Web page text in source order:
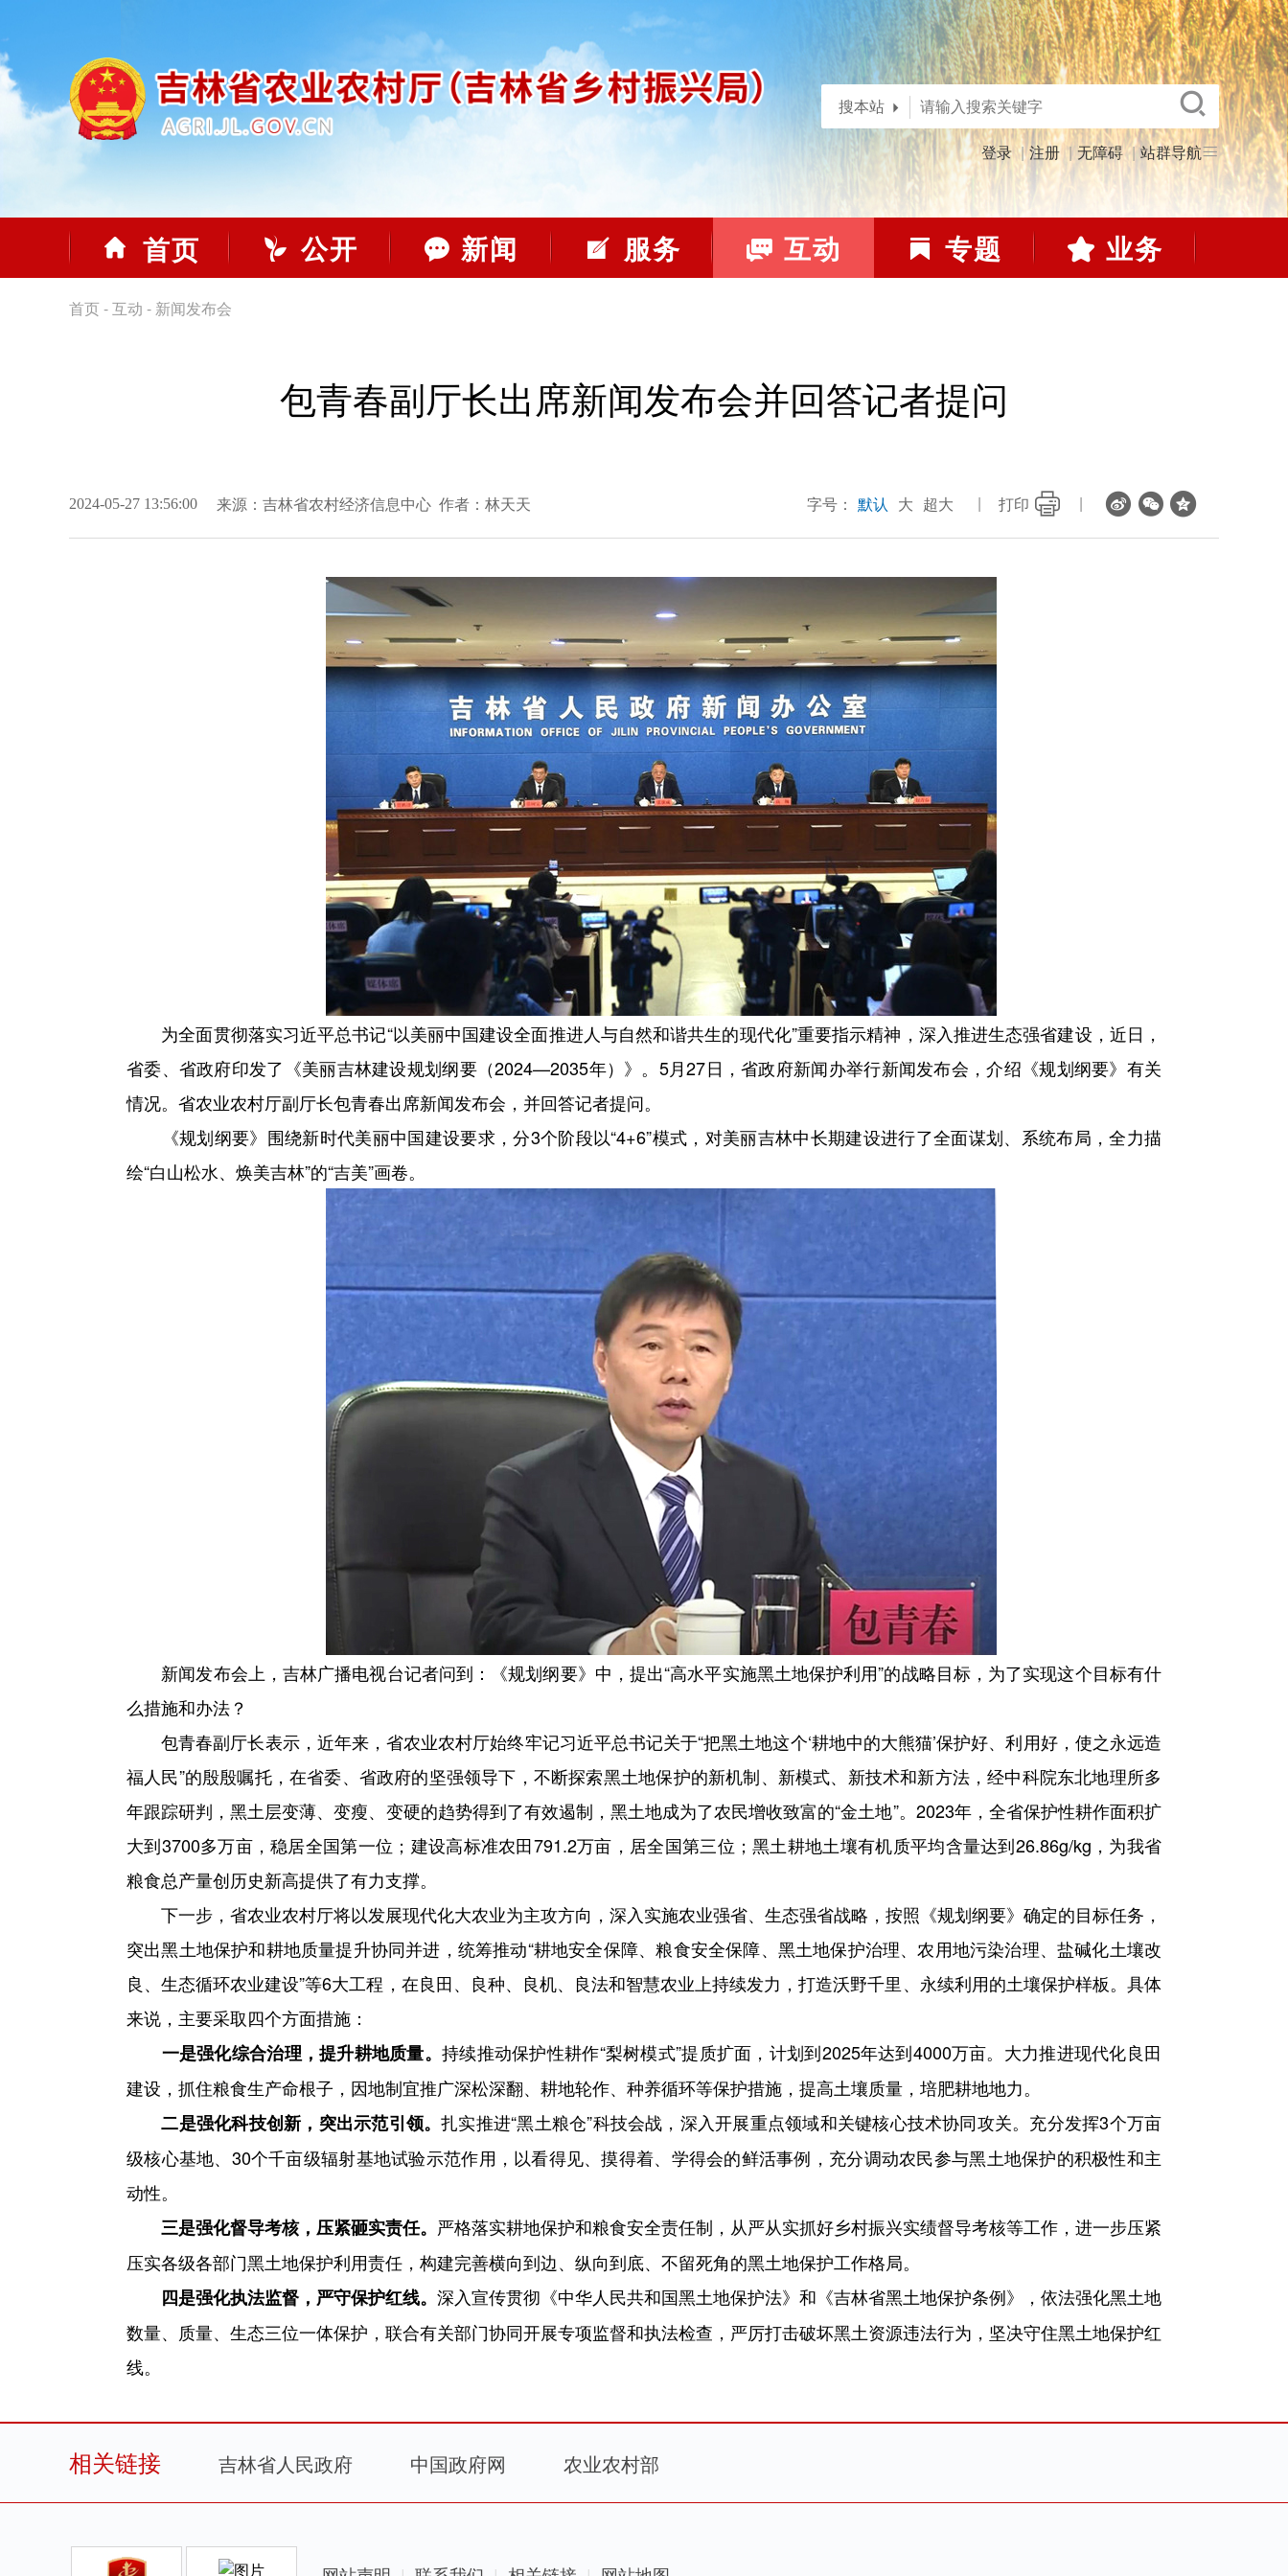
搜本站
登录 注册 无障碍 站群导航
首页 公开 新闻 服务 互动 专题 业务
首页-互动 - 新闻发布会
包青春副厅长出席新闻发布会并回答记者提问
2024-05-27 13:56:00 来源： 吉林省农村经济信息中心 作者：林天天 字号： 默认 大 超大 打印
为全面贯彻落实习近平总书记“以美丽中国建设全面推进人与自然和谐共生的现代化”重要指示精神，深入推进生态强省建设，近日，
省委、省政府印发了《美丽吉林建设规划纲要（2024—2035年）》。5月27日，省政府新闻办举行新闻发布会，介绍《规划纲要》有关
情况。省农业农村厅副厅长包青春出席新闻发布会，并回答记者提问。
《规划纲要》围绕新时代美丽中国建设要求，分3个阶段以“4+6”模式，对美丽吉林中长期建设进行了全面谋划、系统布局，全力描
绘“白山松水、焕美吉林”的“吉美”画卷。
新闻发布会上，吉林广播电视台记者问到：《规划纲要》中，提出“高水平实施黑土地保护利用”的战略目标，为了实现这个目标有什
么措施和办法？
包青春副厅长表示，近年来，省农业农村厅始终牢记习近平总书记关于“把黑土地这个‘耕地中的大熊猫’保护好、利用好，使之永远造
福人民”的殷殷嘱托，在省委、省政府的坚强领导下，不断探索黑土地保护的新机制、新模式、新技术和新方法，经中科院东北地理所多
年跟踪研判，黑土层变薄、变瘦、变硬的趋势得到了有效遏制，黑土地成为了农民增收致富的“金土地”。2023年，全省保护性耕作面积扩
大到3700多万亩，稳居全国第一位；建设高标准农田791.2万亩，居全国第三位；黑土耕地土壤有机质平均含量达到26.86g/kg，为我省
粮食总产量创历史新高提供了有力支撑。
下一步，省农业农村厅将以发展现代化大农业为主攻方向，深入实施农业强省、生态强省战略，按照《规划纲要》确定的目标任务，
突出黑土地保护和耕地质量提升协同并进，统筹推动“耕地安全保障、粮食安全保障、黑土地保护治理、农用地污染治理、盐碱化土壤改
良、生态循环农业建设”等6大工程，在良田、良种、良机、良法和智慧农业上持续发力，打造沃野千里、永续利用的土壤保护样板。具体
来说，主要采取四个方面措施：
一是强化综合治理，提升耕地质量。持续推动保护性耕作“梨树模式”提质扩面，计划到2025年达到4000万亩。大力推进现代化良田
建设，抓住粮食生产命根子，因地制宜推广深松深翻、耕地轮作、种养循环等保护措施，提高土壤质量，培肥耕地地力。
二是强化科技创新，突出示范引领。扎实推进“黑土粮仓”科技会战，深入开展重点领域和关键核心技术协同攻关。充分发挥3个万亩
级核心基地、30个千亩级辐射基地试验示范作用，以看得见、摸得着、学得会的鲜活事例，充分调动农民参与黑土地保护的积极性和主
动性。
三是强化督导考核，压紧砸实责任。 严格落实耕地保护和粮食安全责任制，从严从实抓好乡村振兴实绩督导考核等工作，进一步压紧
压实各级各部门黑土地保护利用责任，构建完善横向到边、纵向到底、不留死角的黑土地保护工作格局。
四是强化执法监督，严守保护红线。 深入宣传贯彻《中华人民共和国黑土地保护法》和《吉林省黑土地保护条例》，依法强化黑土地
数量、质量、生态三位一体保护，联合有关部门协同开展专项监督和执法检查，严厉打击破坏黑土资源违法行为，坚决守住黑土地保护红
线。
相关链接 吉林省人民政府 中国政府网 农业农村部